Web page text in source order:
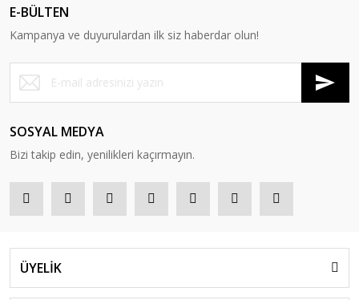
E-BÜLTEN
Kampanya ve duyurulardan ilk siz haberdar olun!
SOSYAL MEDYA
Bizi takip edin, yenilikleri kaçırmayın.
ÜYELİK